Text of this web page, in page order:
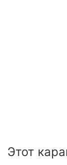
Этот